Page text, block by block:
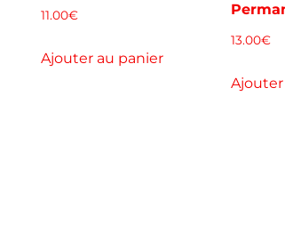
11.00€
Ajouter au panier
13.00€